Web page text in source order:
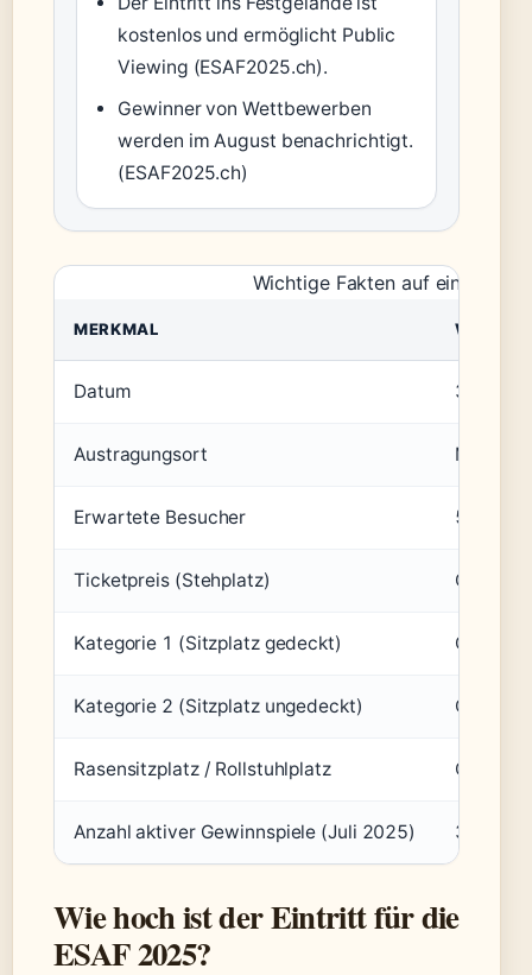
kostenlos und ermöglicht Public
Viewing (ESAF2025.ch).
Gewinner von Wettbewerben
werden im August benachrichtigt.
(ESAF2025.ch)
Wichtige Fakten auf einen Blick
MERKMAL WERT
Datum 30.–31.
Austragungsort Mollis,
Erwartete Besucher
Ticketpreis (Stehplatz) CHF 63
Kategorie 1 (Sitzplatz gedeckt) CHF
Kategorie 2 (Sitzplatz ungedeckt) CHF
Rasensitzplatz / Rollstuhlplatz CHF
Anzahl aktiver Gewinnspiele (Juli 2025) 3
Wie hoch ist der Eintritt für die
ESAF 2025?